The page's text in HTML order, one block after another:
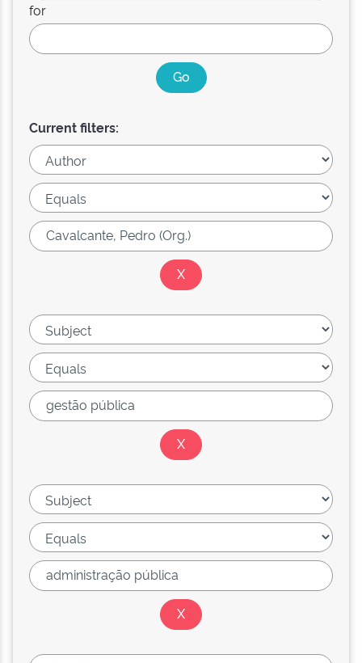
for
Current filters: